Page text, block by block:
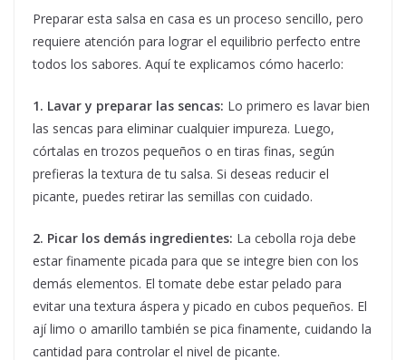
Preparar esta salsa en casa es un proceso sencillo, pero
requiere atención para lograr el equilibrio perfecto entre
todos los sabores. Aquí te explicamos cómo hacerlo:
1. Lavar y preparar las sencas: Lo primero es lavar bien
las sencas para eliminar cualquier impureza. Luego,
córtalas en trozos pequeños o en tiras finas, según
prefieras la textura de tu salsa. Si deseas reducir el
picante, puedes retirar las semillas con cuidado.
2. Picar los demás ingredientes: La cebolla roja debe
estar finamente picada para que se integre bien con los
demás elementos. El tomate debe estar pelado para
evitar una textura áspera y picado en cubos pequeños. El
ají limo o amarillo también se pica finamente, cuidando la
cantidad para controlar el nivel de picante.